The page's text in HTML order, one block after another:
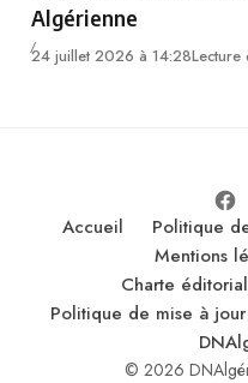
Algérienne
24 juillet 2026 à 14:28Lecture
Accueil Politique
Mentions
Charte
Politique de mise à
© 2026